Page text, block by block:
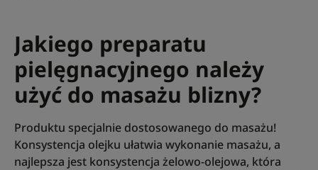
Jakiego preparatu
pielęgnacyjnego należy
użyć do masażu blizny?
Produktu specjalnie dostosowanego do masażu!
Konsystencja olejku ułatwia wykonanie masażu, a
najlepsza jest konsystencja żelowo-olejowa, która